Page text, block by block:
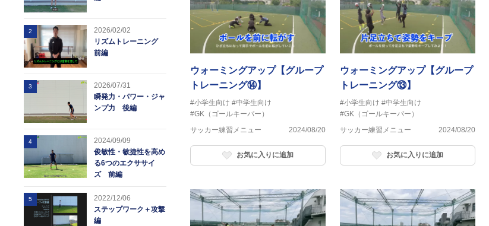
2
2026/02/02
リズムトレーニング
前編
3
2026/07/31
瞬発力・パワー・ジャ
ンプ力 後編
4
2024/09/09
俊敏性・敏捷性を高め
る6つのエクササイ
ズ 前編
5
2022/12/06
ステップワーク＋攻撃
編
ウォーミングアップ【グループ
トレーニング⑭】
#小学生向け #中学生向け
#GK（ゴールキーパー）
サッカー練習メニュー
2024/08/20
お気に入りに追加
ウォーミングアップ【グループ
トレーニング⑬】
#小学生向け #中学生向け
#GK（ゴールキーパー）
サッカー練習メニュー
2024/08/20
お気に入りに追加